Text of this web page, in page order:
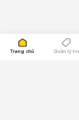
Trang chủ Quản lý tin